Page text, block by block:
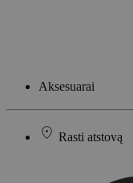
Aksesuarai
Rasti atstovą